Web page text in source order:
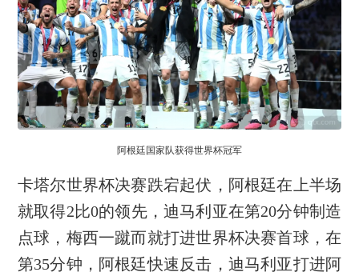
阿根廷国家队获得世界杯冠军
卡塔尔世界杯决赛跌宕起伏，阿根廷在上半场
就取得2比0的领先，迪马利亚在第20分钟制造
点球，梅西一蹴而就打进世界杯决赛首球，在
第35分钟，阿根廷快速反击，迪马利亚打进阿